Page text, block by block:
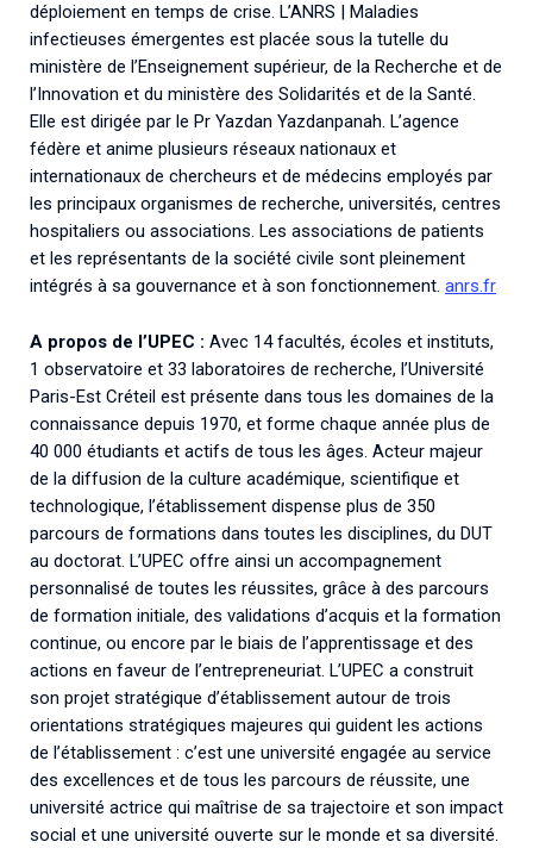
déploiement en temps de crise. L’ANRS | Maladies
infectieuses émergentes est placée sous la tutelle du
ministère de l’Enseignement supérieur, de la Recherche et de
l’Innovation et du ministère des Solidarités et de la Santé.
Elle est dirigée par le Pr Yazdan Yazdanpanah. L’agence
fédère et anime plusieurs réseaux nationaux et
internationaux de chercheurs et de médecins employés par
les principaux organismes de recherche, universités, centres
hospitaliers ou associations. Les associations de patients
et les représentants de la société civile sont pleinement
intégrés à sa gouvernance et à son fonctionnement. anrs.fr
A propos de l’UPEC : Avec 14 facultés, écoles et instituts,
1 observatoire et 33 laboratoires de recherche, l’Université
Paris-Est Créteil est présente dans tous les domaines de la
connaissance depuis 1970, et forme chaque année plus de
40 000 étudiants et actifs de tous les âges. Acteur majeur
de la diffusion de la culture académique, scientifique et
technologique, l’établissement dispense plus de 350
parcours de formations dans toutes les disciplines, du DUT
au doctorat. L’UPEC offre ainsi un accompagnement
personnalisé de toutes les réussites, grâce à des parcours
de formation initiale, des validations d’acquis et la formation
continue, ou encore par le biais de l’apprentissage et des
actions en faveur de l’entrepreneuriat. L’UPEC a construit
son projet stratégique d’établissement autour de trois
orientations stratégiques majeures qui guident les actions
de l’établissement : c’est une université engagée au service
des excellences et de tous les parcours de réussite, une
université actrice qui maîtrise de sa trajectoire et son impact
social et une université ouverte sur le monde et sa diversité.